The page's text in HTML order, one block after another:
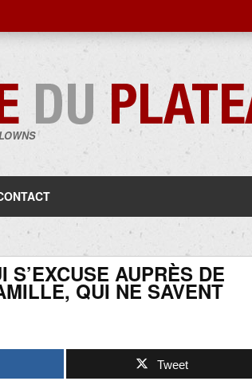
au
AUPRÈS DE
QUI NE SAVENT
Tweet